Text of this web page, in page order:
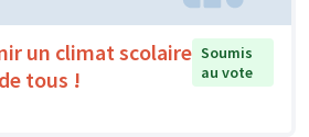
un climat scolaire
tous !
Soumis
au vote